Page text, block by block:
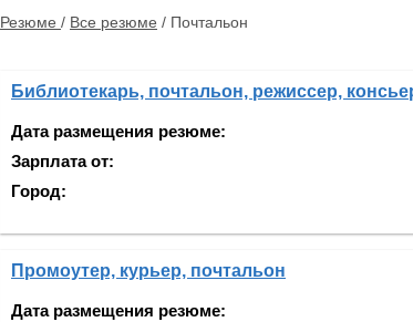
Резюме / Все резюме / Почтальон
Библиотекарь, почтальон, режиссер,
Дата размещения резюме:
Зарплата от:
Город:
Промоутер, курьер, почтальон
Дата размещения резюме: